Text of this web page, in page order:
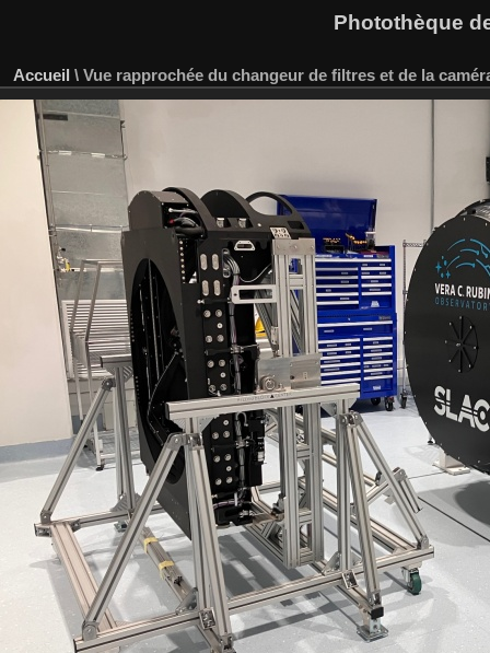
Photothèque
Accueil \ Vue rapprochée du changeur de filtres et de la